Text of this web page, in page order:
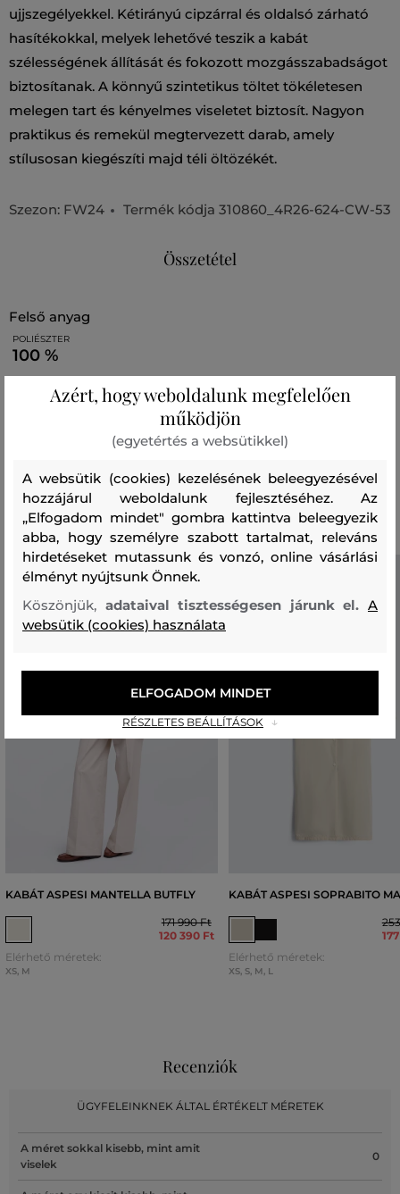
ujjszegélyekkel. Kétirányú cipzárral és oldalsó zárható
hasítékokkal, melyek lehetővé teszik a kabát
szélességének állítását és fokozott mozgásszabadságot
biztosítanak. A könnyű szintetikus töltet tökéletesen
melegen tart és kényelmes viseletet biztosít. Nagyon
praktikus és remekül megtervezett darab, amely
stílusosan kiegészíti majd téli öltözékét.
Szezon: FW24 Termék kódja 310860_4R26-624-CW-53
Összetétel
felső anyag
POLIÉSZTER
100 %
bélésanyag
Ajánlott termékek
KABÁT ASPESI MANTELLA BUTFLY
171 990 Ft
120 390 Ft
Elérhető méretek:
XS, M
KABÁT ASPESI SOPRABITO
Elérhető méretek:
XS, S, M, L
Recenziók
ÜGYFELEINKNEK ÁLTAL ÉRTÉKELT MÉRETEK
A méret sokkal kisebb, mint amit
viselek
0
Azért, hogy weboldalunk megfelelően
működjön
(egyetértés a websütikkel)
A websütik (cookies) kezelésének beleegyezésével
hozzájárul weboldalunk fejlesztéséhez. Az
„Elfogadom mindet" gombra kattintva beleegyezik
abba, hogy személyre szabott tartalmat, releváns
hirdetéseket mutassunk és vonzó, online vásárlási
élményt nyújtsunk Önnek.
Köszönjük, adataival tisztességesen járunk el.A
websütik (cookies) használata
RÉSZLETES BEÁLLÍTÁSOK
ELFOGADOM MINDET